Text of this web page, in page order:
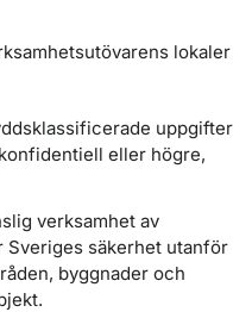
lokaler
uppgifter
eller högre,
verksamhet av
Sveriges säkerhet utanför
byggnader och